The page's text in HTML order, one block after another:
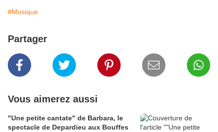
#Musique
Partager
Vous aimerez aussi
"Une petite cantate" de Barbara, le
spectacle de Depardieu aux Bouffes